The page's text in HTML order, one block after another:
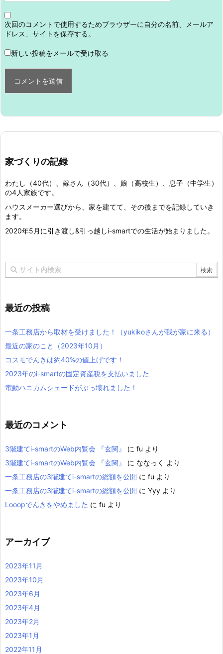
次回のコメントで使用するためブラウザーに自分の名前、メールア
ドレス、サイトを保存する。
新しい投稿をメールで受け取る
家づくりの記録
わたし（40代）、嫁さん（30代）、娘（高校生）、息子（中学生）
の4人家族です。
ハウスメーカー選びから、家を建てて、その後までを記録していき
ます。
2020年5月に引き渡し&引っ越しi-smartでの生活が始まりました。
最近の投稿
一条工務店から取材を受けました！（yukikoさんが我が家に来る）
最近の家のこと（2023年10月）
コスモでんきは約40%の値上げです！
2023年のi-smartの固定資産税を支払いました
電動ハニカムシェードがぶっ壊れました！
最近のコメント
3階建てi-smartのWeb内覧会 『玄関』 に fu より
3階建てi-smartのWeb内覧会 『玄関』
に ななっく
より
一条工務店の3階建てi-smartの総額を公開 に fu より
一条工務店の3階建てi-smartの総額を公開 に Yyy より
Looopでんきをやめました に fu より
アーカイブ
2023年11月
2023年10月
2023年6月
2023年4月
2023年2月
2023年1月
2022年11月